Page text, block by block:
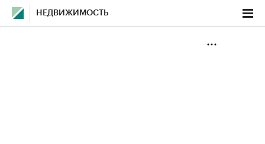
НЕДВИЖИМОСТЬ